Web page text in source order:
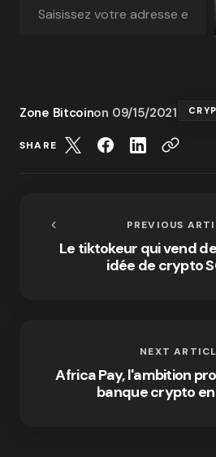
Zone Bitcoinon 09/15/2021
SHARE
PREVIOUS
Le tiktokeur qui vend
idée de crypto
NEXT
Africa Pay, l'ambition
banque crypto